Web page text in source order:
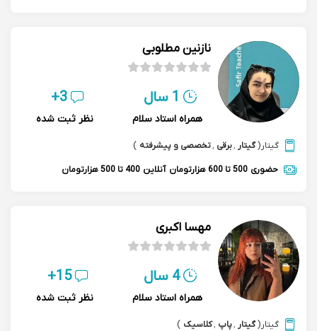
نازنین مطلوبی
1 سال
همراه استاد سلام
3+
نظر ثبت شده
گیتار (گیتار ,برقی ,تخصصی و پیشرفته )
حضوری 500 تا 600 هزارتومان آنلاین 400 تا 500 هزارتومان
مهسا اکبری
4 سال
همراه استاد سلام
15+
نظر ثبت شده
گیتار (گیتار ,پاپ ,کلاسیک )